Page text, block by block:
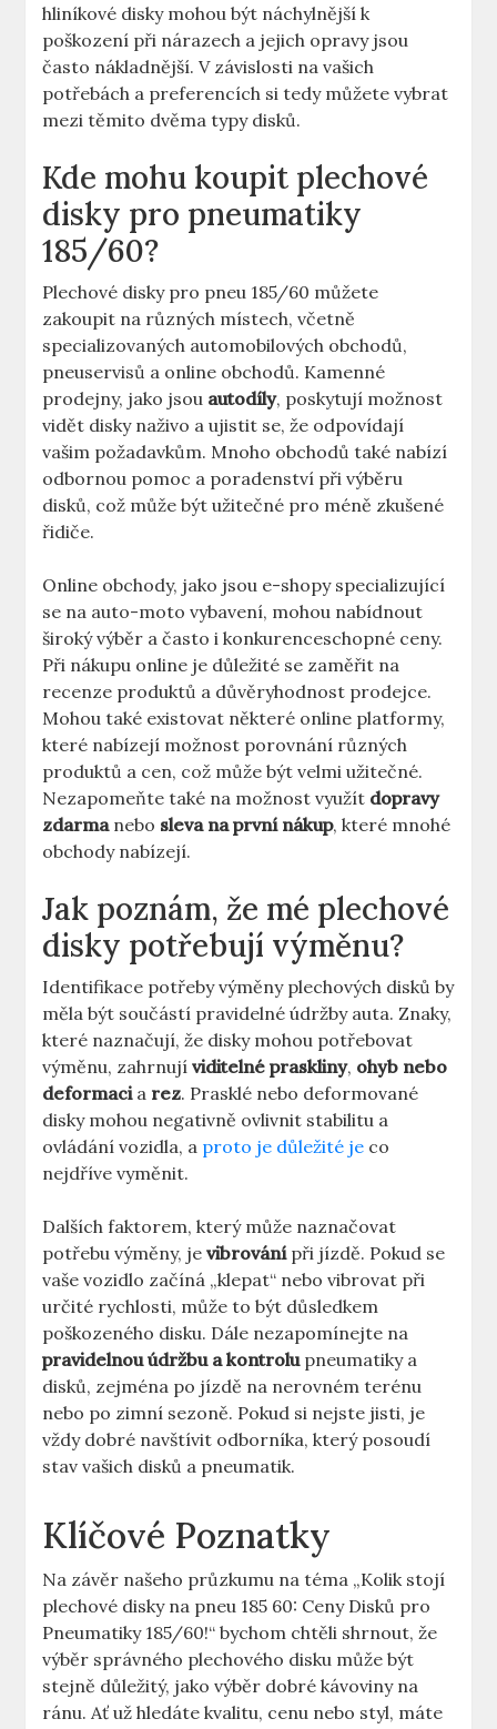
hliníkové disky mohou být náchylnější k
poškození při nárazech⁢ a jejich opravy jsou
často nákladnější. V závislosti na ‍vašich
potřebách a preferencích ⁢si tedy můžete vybrat
⁤mezi ‌těmito dvěma typy disků.
Kde mohu koupit plechové
disky pro pneumatiky
185/60?
Plechové disky pro pneu 185/60 můžete
zakoupit ⁢na různých místech, včetně
specializovaných ⁤automobilových obchodů,
pneuservisů a online obchodů. ​Kamenné
prodejny, jako⁤ jsou autodíly, poskytují možnost
vidět disky naživo a ‍ujistit se, že⁤ odpovídají
vašim požadavkům.‌ Mnoho obchodů také nabízí
odbornou pomoc⁢ a poradenství při výběru
disků, což‌ může být užitečné‌ pro⁣ méně zkušené
řidiče.
Online obchody, ⁢jako ⁤jsou e-shopy specializující
se na auto-moto​ vybavení,​ mohou‌ nabídnout
široký výběr a často i konkurenceschopné ceny.
⁣Při nákupu online je ‌důležité se zaměřit na
recenze produktů ⁤a důvěryhodnost prodejce.
Mohou ⁢také⁣ existovat některé online ‌platformy,
které nabízejí možnost porovnání různých
produktů a cen, což může být‍ velmi ‍užitečné.
Nezapomeňte také na možnost ‍využít dopravy
zdarma⁤nebo sleva na první nákup, které mnohé
obchody nabízejí.
Jak ​poznám, že mé plechové
disky potřebují výměnu?
Identifikace potřeby výměny plechových disků ⁢by
měla⁣ být součástí pravidelné údržby auta. Znaky,
které naznačují, ‌že​ disky mohou ‍potřebovat
‍výměnu, ​zahrnujíviditelné praskliny, ohyb nebo
‍deformacia rez. Prasklé nebo deformované
⁣disky mohou ⁢negativně ovlivnit stabilitu ‍a
ovládání vozidla, a⁢ proto je důležité je co
nejdříve vyměnit.
Dalších faktorem, který může naznačovat⁤
potřebu výměny,‌ jevibrovánípři jízdě. Pokud se
vaše​ vozidlo začíná „klepat“‌ nebo vibrovat při
určité rychlosti, může to být ‌důsledkem
poškozeného disku.⁤ Dále nezapomínejte na
pravidelnou údržbu a kontrolupneumatiky a
‌disků, ‌zejména po jízdě na nerovném terénu‌
nebo⁣ po zimní sezoně. Pokud si nejste‌ jisti, je
vždy dobré navštívit odborníka, který posoudí
stav vašich disků a pneumatik.
Klíčové Poznatky
Na ​závěr našeho ⁤průzkumu na téma „Kolik stojí
plechové disky na pneu​ 185 ⁤60:​ Ceny Disků pro
Pneumatiky 185/60!“ bychom chtěli shrnout,⁤ že
výběr správného plechového disku ⁢může⁤ být
stejně důležitý,⁤ jako výběr ⁣dobré kávoviny na
ránu. ⁣Ať ‌už hledáte ​kvalitu, cenu nebo styl, máte